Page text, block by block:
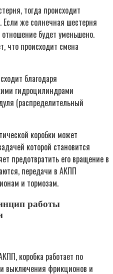
тогда происходит
Если же солнечная шестерня
будет уменьшено.
что происходит смена
благодаря
гидроцилиндрами
(распределительный
коробки может
которой становится
предотвратить его вращение в
передачи в АКПП
и тормозам.
работы
коробка работает по
выключения фрикционов и